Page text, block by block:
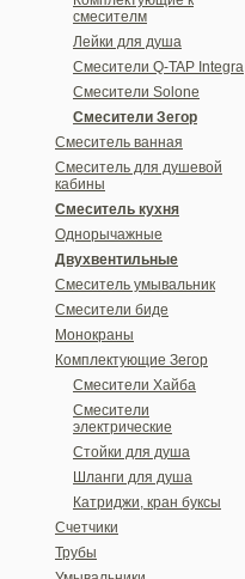
смесителм
Лейки для душа
Смесители Q-TAP Integra
Смесители Solone
Смесители Зегор
Смеситель ванная
Смеситель для душевой
кабины
Смеситель кухня
Однорычажные
Двухвентильные
Смеситель умывальник
Смесители биде
Монокраны
Комплектующие Зегор
Смесители Хайба
Смесители
электрические
Стойки для душа
Шланги для душа
Катриджи, кран буксы
Счетчики
Трубы